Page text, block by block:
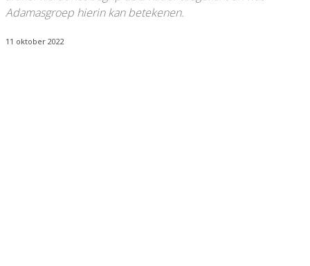
Adamasgroep hierin kan betekenen.
11 oktober 2022